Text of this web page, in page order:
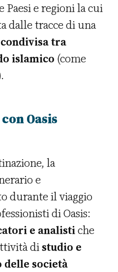
Paesi e regioni la cui
dalle tracce di una
tra
islamico (come
Oasis
la
e
durante il viaggio
di Oasis:
e analistiche
distudio e
società